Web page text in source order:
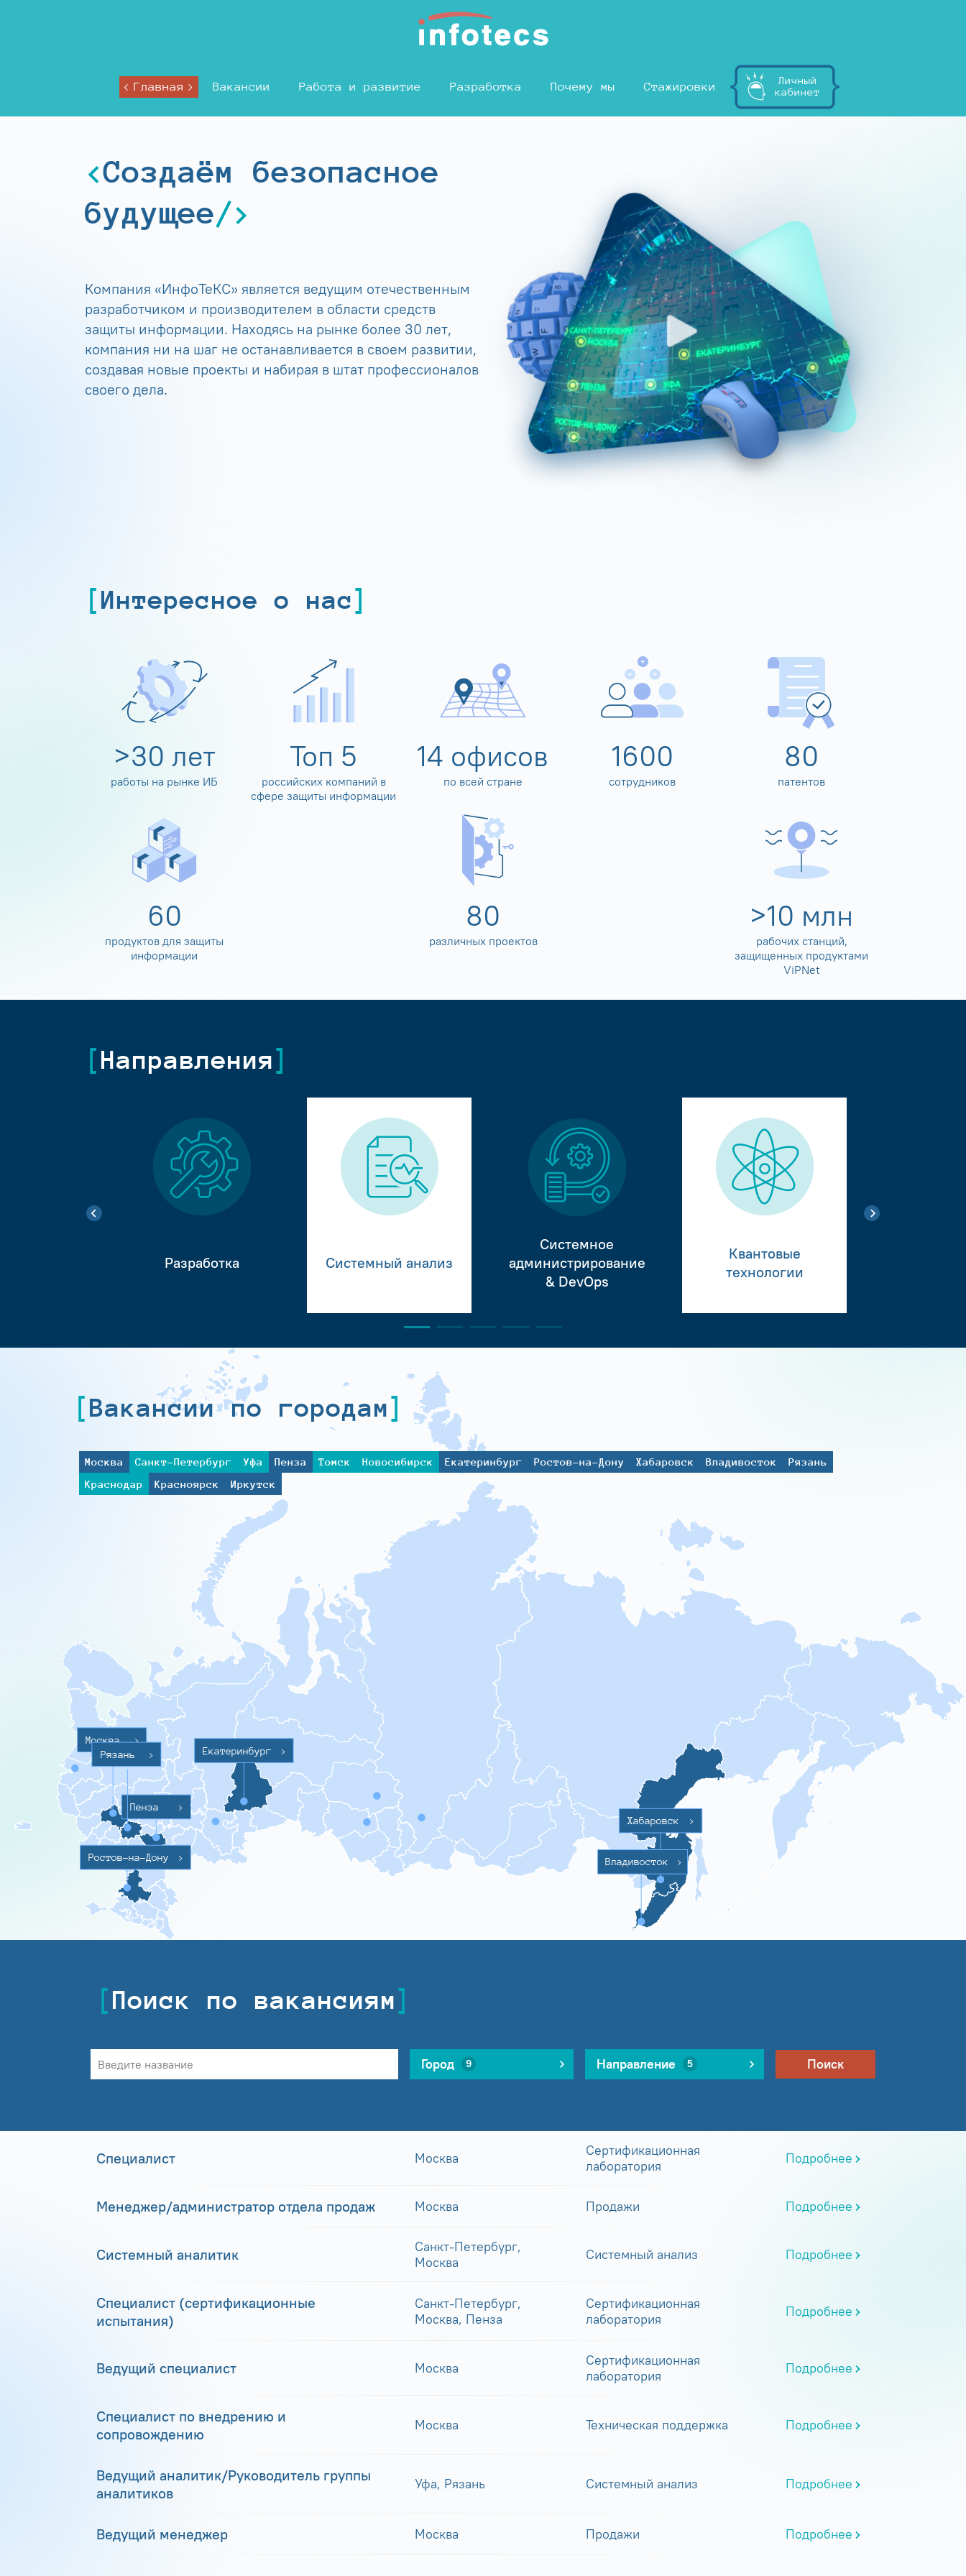
Главная Вакансии Работа и развитие Разработка Почему мы Стажировки
Личный
кабинет
Создаём безопасное
будущее
Компания «ИнфоТеКС» является ведущим отечественным
разработчиком и производителем в области средств
защиты информации. Находясь на рынке более 30 лет,
компания ни на шаг не останавливается в своем развитии,
создавая новые проекты и набирая в штат профессионалов
своего дела.
Интересное о нас
>30 лет
работы на рынке ИБ
Топ 5
российских компаний в
сфере защиты информации
14 офисов
по всей стране
1600
сотрудников
80
патентов
60
продуктов для защиты
информации
80
различных проектов
>10 млн
рабочих станций,
защищенных продуктами
ViPNet
Направления
Разработка Системный анализ
Системное
администрирование
& DevOps
Квантовые
технологии
Вакансии по городам
Москва Санкт-Петербург Уфа Пенза Томск Новосибирск Екатеринбург Ростов-на-Дону Хабаровск Владивосток
Рязань
Краснодар
Красноярск Иркутск
Москва >
Ростов-на-Дону >
Пенза >
Екатеринбург >
Хабаровск >
Владивосток >
Рязань >
Поиск по вакансиям
Город 9 Направление 5 Поиск
Специалист Москва
Сертификационная
лаборатория
Подробнее
Менеджер/администратор отдела продаж Москва Продажи Подробнее
Системный аналитик
Санкт-Петербург,
Москва
Системный анализ Подробнее
Специалист (сертификационные
испытания)
Санкт-Петербург,
Москва, Пенза
Сертификационная
лаборатория
Подробнее
Ведущий специалист Москва
Сертификационная
лаборатория
Подробнее
Специалист по внедрению и
сопровождению
Москва Техническая поддержка Подробнее
Ведущий аналитик/Руководитель группы
аналитиков
Уфа, Рязань Системный анализ Подробнее
Ведущий менеджер Москва Продажи Подробнее